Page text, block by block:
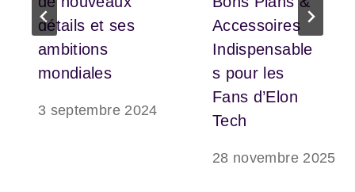
détails et ses
ambitions
mondiales
3 septembre 2024
Accessoires
Indispensable
s pour les
Fans d’Elon
Tech
28 novembre 2025